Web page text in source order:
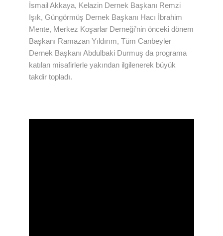
İsmail Akkaya, Kelazin Dernek Başkanı Remzi
Işık, Güngörmüş Dernek Başkanı Hacı İbrahim
Mente, Merkez Koşarlar Derneği’nin önceki dönem
Başkanı Ramazan Yıldırım, Tüm Canbeyler
Dernek Başkanı Abdulbaki Durmuş da programa
katılan misafirlerle yakından ilgilenerek büyük
takdir topladı.